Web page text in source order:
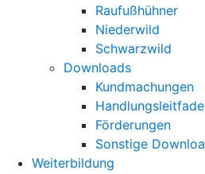
Raufußhühner
Niederwild
Schwarzwild
Downloads
Kundmachungen
Förderungen
Sonstige
Weiterbildung